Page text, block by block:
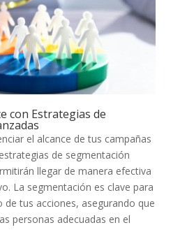
con Estrategias de
el alcance de ⁤tus‌ campañas
de segmentación
llegar de manera efectiva
La segmentación es clave para
tus acciones, asegurando que
personas adecuadas en el